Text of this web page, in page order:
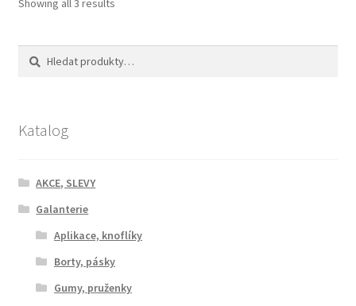
Showing all 3 results
Hledat:
Hledat
Katalog
AKCE, SLEVY
Galanterie
Aplikace, knoflíky
Borty, pásky
Gumy, pruženky